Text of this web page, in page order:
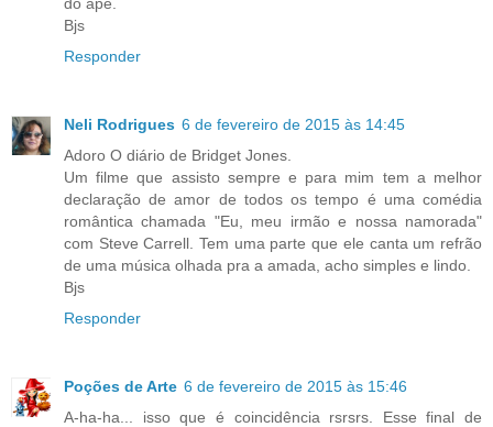
Bjs
Responder
Neli Rodrigues 6 de fevereiro de 2015 às 14:45
Adoro O diário de Bridget Jones.
Um filme que assisto sempre e para mim tem a melhor
declaração de amor de todos os tempo é uma comédia
romântica chamada "Eu, meu irmão e nossa namorada"
com Steve Carrell. Tem uma parte que ele canta um refrão
de uma música olhada pra a amada, acho simples e lindo.
Bjs
Responder
Poções de Arte 6 de fevereiro de 2015 às 15:46
A-ha-ha... isso que é coincidência rsrsrs. Esse final de